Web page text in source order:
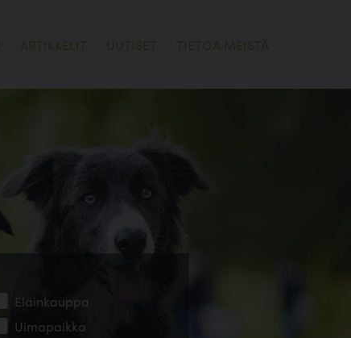
ARTIKKELIT UUTISET TIETOA MEISTÄ
Eläinkauppa
Uimapaikka